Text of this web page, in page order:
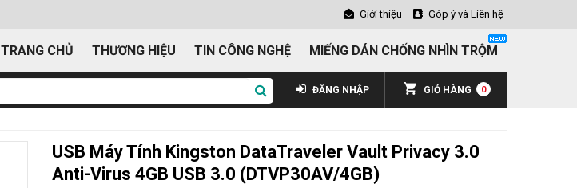
Giới thiệu Góp ý và Liên hệ
TRANG CHỦ THƯƠNG HIỆU TIN CÔNG NGHỆ MIẾNG DÁN CHỐNG NHÌN TRỘM
GIỎ HÀNG 0
ĐĂNG NHẬP
USB Máy Tính Kingston DataTraveler Vault Privacy 3.0
Anti-Virus 4GB USB 3.0 (DTVP30AV/4GB)